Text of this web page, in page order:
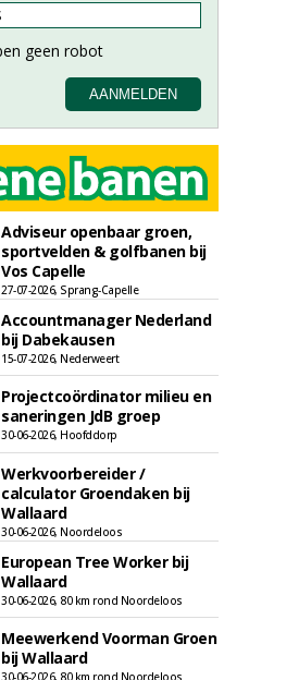
Adviseur openbaar groen,
sportvelden & golfbanen bij
Vos Capelle
27-07-2026, Sprang-Capelle
Accountmanager Nederland
bij Dabekausen
15-07-2026, Nederweert
Projectcoördinator milieu en
saneringen JdB groep
30-06-2026, Hoofddorp
Werkvoorbereider /
calculator Groendaken bij
Wallaard
30-06-2026, Noordeloos
European Tree Worker bij
Wallaard
30-06-2026, 80 km rond Noordeloos
Meewerkend Voorman Groen
bij Wallaard
30-06-2026, 80 km rond Noordeloos